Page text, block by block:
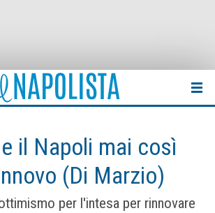
il Napoli mai così
(Di Marzio)
per l'intesa per rinnovare